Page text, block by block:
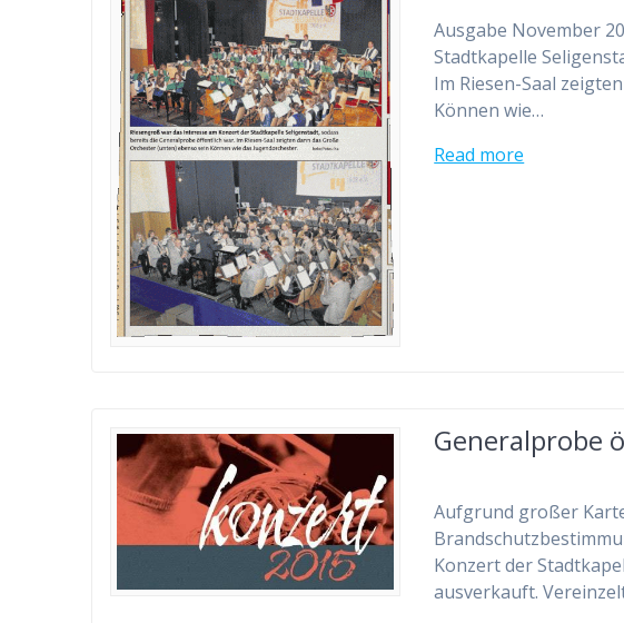
Ausgabe November
Stadtkapelle
Im Riesen-Saal
Können wie…
Read more
Generalprobe
Aufgrund großer
Konzert der
ausverkauft.